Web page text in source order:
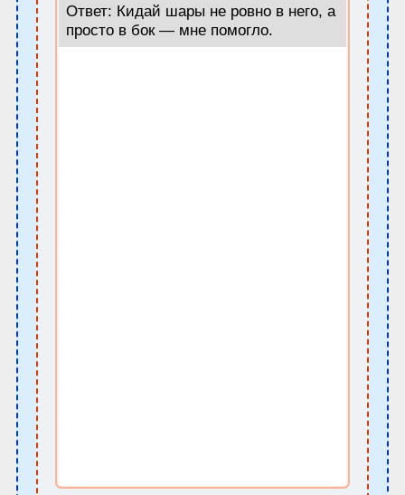
Ответ: Кидай шары не ровно в него, а
просто в бок — мне помогло.